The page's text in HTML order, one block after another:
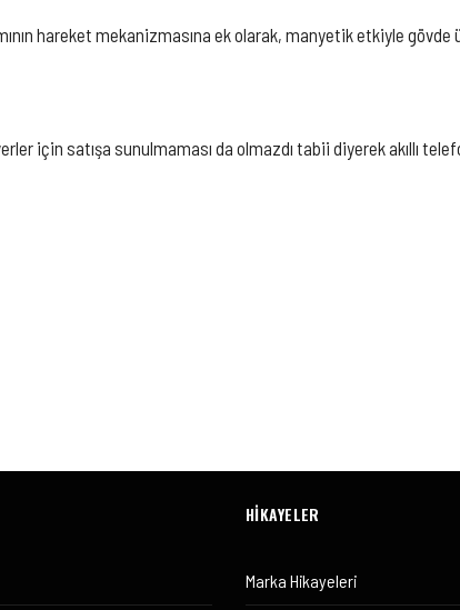
hareket mekanizmasına ek olarak, manyetik etkiyle gövde
için satışa sunulmaması da olmazdı tabii diyerek akıllı
HİKAYELER
Marka Hikayeleri